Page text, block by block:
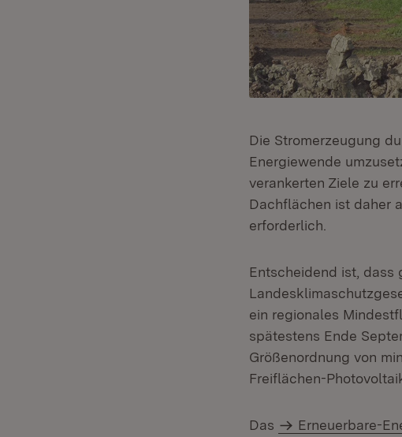
Die Stromerzeugung
Energiewende
verankerten Ziele zu
Dachflächen ist daher
erforderlich.
Entscheidend ist, dass
ein regionales
spätestens Ende
Größenordnung von
Freiflächen-
Das Erneuerbare-